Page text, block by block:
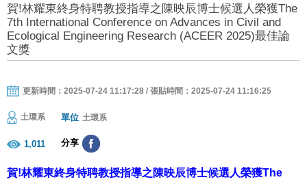
賀!林耀東終身特聘教授指導之陳映辰博士候選人榮獲The
7th International Conference on Advances in Civil and
Ecological Engineering Research (ACEER 2025)最佳論
文獎
更新時間：2025-07-24 11:17:28 / 張貼時間：2025-07-24 11:16:25
土環系 單位 土環系
1,011 分享
賀!林耀東終身特聘教授指導之陳映辰博士候選人榮獲The